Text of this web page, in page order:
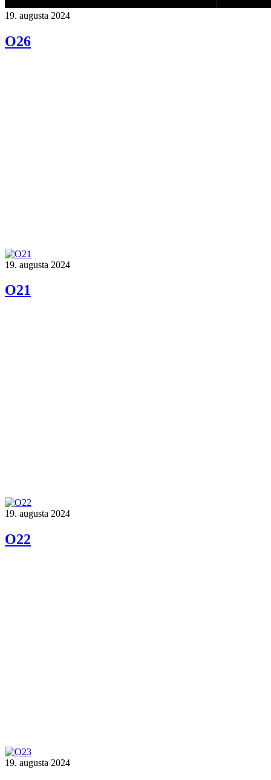
19. augusta 2024
O26
19. augusta 2024
O21
19. augusta 2024
O22
19. augusta 2024